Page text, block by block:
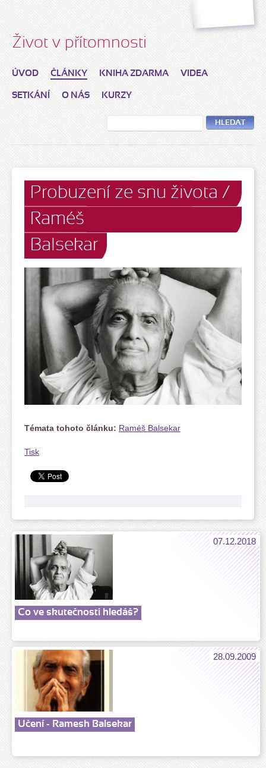
Život v přítomnosti
ÚVOD ČLÁNKY KNIHA ZDARMA VIDEA
SETKÁNÍ O NÁS KURZY
HLEDAT
Probuzení ze snu života /
Raméš
Balsekar
Témata tohoto článku: Raméš Balsekar
Tisk
07.12.2018
Co ve skutečnosti hledáš?
28.09.2009
Učení - Ramesh Balsekar